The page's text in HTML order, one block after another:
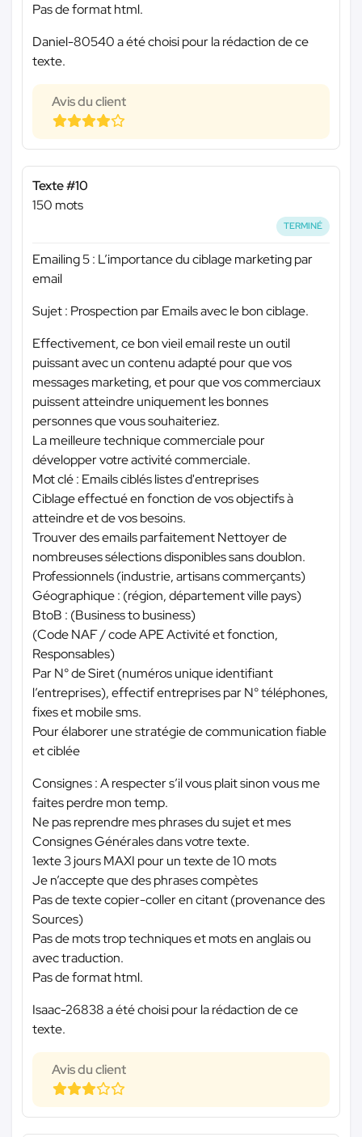
Pas de format html.
Daniel-80540 a été choisi pour la rédaction de ce
texte.
Avis du client
Texte #10
150 mots
TERMINÉ
Emailing 5 : L’importance du ciblage marketing par
email
Sujet : Prospection par Emails avec le bon ciblage.
Effectivement, ce bon vieil email reste un outil
puissant avec un contenu adapté pour que vos
messages marketing, et pour que vos commerciaux
puissent atteindre uniquement les bonnes
personnes que vous souhaiteriez.
La meilleure technique commerciale pour
développer votre activité commerciale.
Mot clé : Emails ciblés listes d'entreprises
Ciblage effectué en fonction de vos objectifs à
atteindre et de vos besoins.
Trouver des emails parfaitement Nettoyer de
nombreuses sélections disponibles sans doublon.
Professionnels (industrie, artisans commerçants)
Géographique : (région, département ville pays)
BtoB : (Business to business)
(Code NAF / code APE Activité et fonction,
Responsables)
Par N° de Siret (numéros unique identifiant
l’entreprises), effectif entreprises par N° téléphones,
fixes et mobile sms.
Pour élaborer une stratégie de communication fiable
et ciblée
Consignes : A respecter s’il vous plait sinon vous me
faites perdre mon temp.
Ne pas reprendre mes phrases du sujet et mes
Consignes Générales dans votre texte.
1exte 3 jours MAXI pour un texte de 10 mots
Je n’accepte que des phrases compètes
Pas de texte copier-coller en citant (provenance des
Sources)
Pas de mots trop techniques et mots en anglais ou
avec traduction.
Pas de format html.
Isaac-26838 a été choisi pour la rédaction de ce
texte.
Avis du client